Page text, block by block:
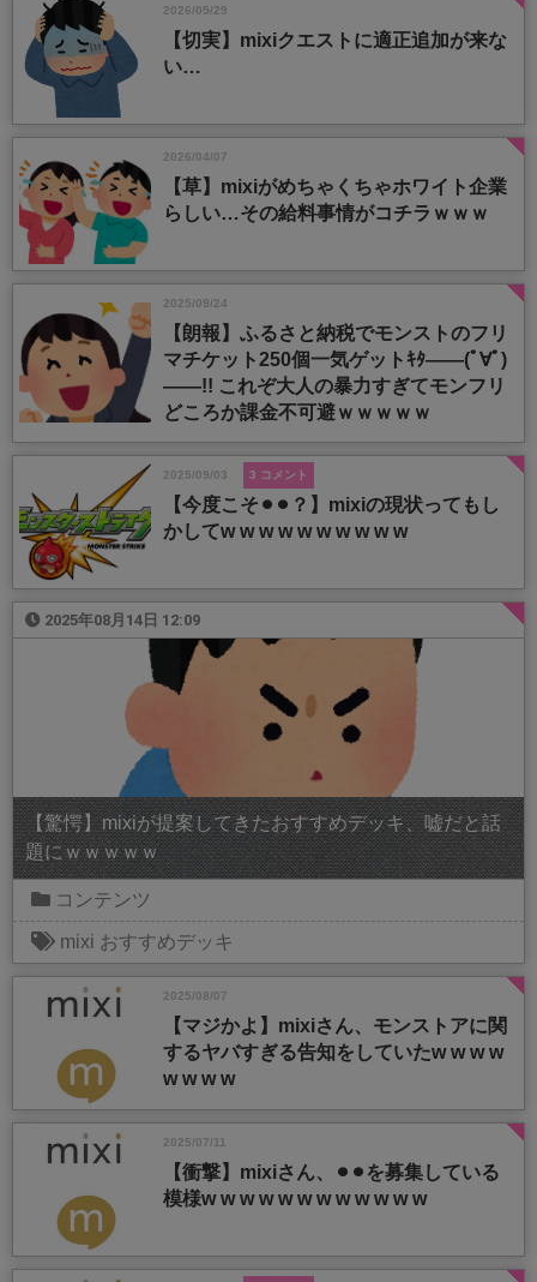
2026/05/29
【切実】mixiクエストに適正追加が来な
い…
2026/04/07
【草】mixiがめちゃくちゃホワイト企業
らしい…その給料事情がコチラｗｗｗ
2025/09/24
【朗報】ふるさと納税でモンストのフリ
マチケット250個一気ゲットｷﾀ――(ﾟ∀ﾟ)
――!! これぞ大人の暴力すぎてモンフリ
どころか課金不可避ｗｗｗｗｗ
2025/09/03 3 コメント
【今度こそ⚫︎⚫︎？】mixiの現状ってもし
かしてw w w w w w w w w w
2025年08月14日 12:09
【驚愕】mixiが提案してきたおすすめデッキ、嘘だと話
題にｗｗｗｗｗ
コンテンツ
mixi おすすめデッキ
2025/08/07
【マジかよ】mixiさん、モンストアに関
するヤバすぎる告知をしていたw w w w
w w w w
2025/07/11
【衝撃】mixiさん、⚫︎⚫︎を募集している
模様w w w w w w w w w w w w